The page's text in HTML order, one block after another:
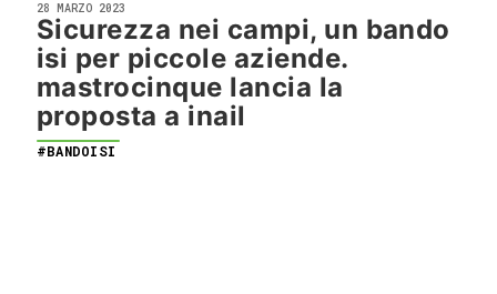
28 MARZO 2023
Sicurezza nei campi, un bando
isi per piccole aziende.
mastrocinque lancia la
proposta a inail
#BANDOISI